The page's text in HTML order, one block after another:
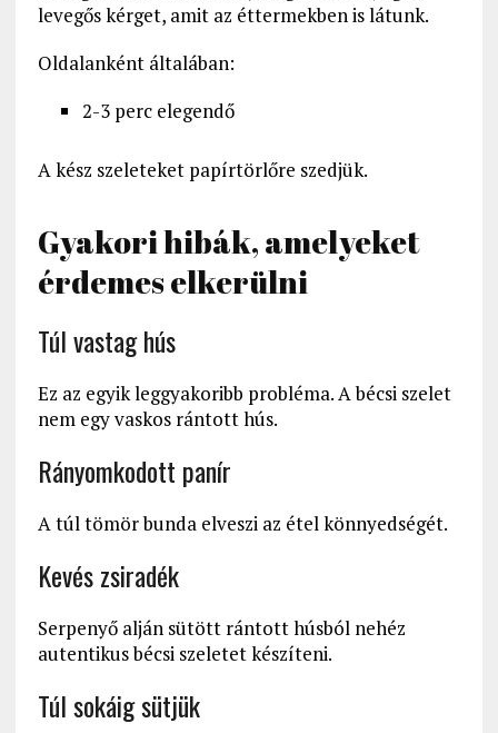
levegős kérget, amit az éttermekben is látunk.
Oldalanként általában:
2-3 perc elegendő
A kész szeleteket papírtörlőre szedjük.
Gyakori hibák, amelyeket
érdemes elkerülni
Túl vastag hús
Ez az egyik leggyakoribb probléma. A bécsi szelet
nem egy vaskos rántott hús.
Rányomkodott panír
A túl tömör bunda elveszi az étel könnyedségét.
Kevés zsiradék
Serpenyő alján sütött rántott húsból nehéz
autentikus bécsi szeletet készíteni.
Túl sokáig sütjük